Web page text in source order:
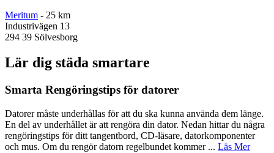
Meritum - 25 km
Industrivägen 13
294 39 Sölvesborg
Lär dig städa smartare
Smarta Rengöringstips för datorer
Datorer måste underhållas för att du ska kunna använda dem länge.
En del av underhållet är att rengöra din dator. Nedan hittar du några
rengöringstips för ditt tangentbord, CD-läsare, datorkomponenter
och mus. Om du rengör datorn regelbundet kommer ... Läs Mer